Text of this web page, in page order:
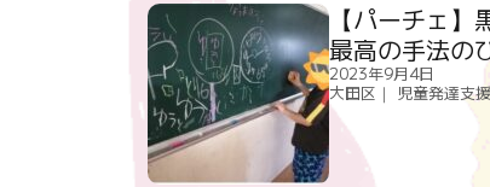
【パーチェ
最高の手法の
2023年9月4日
大田区｜ 児童発達支